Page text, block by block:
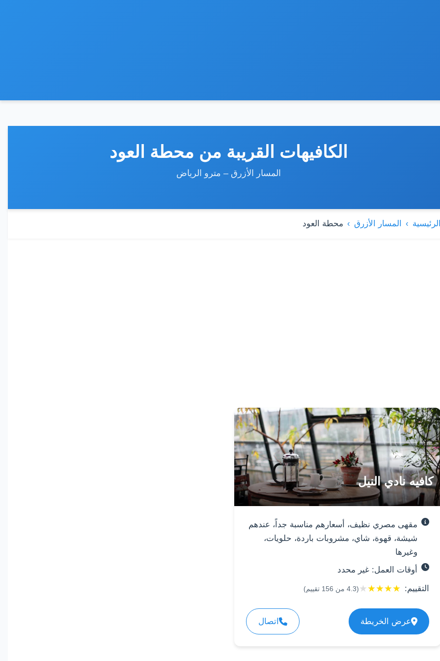
الكافيهات القريبة من محطة العود
المسار الأزرق – مترو الرياض
المسار الأزرق محطة العود
الكافيهات والمقاهي
كافيه نادي النيل
مقهى مصري نظيف، أسعارهم مناسبة جداً، عندهم
شيشة، قهوة، شاي، مشروبات باردة، حلويات،
وغيرها
أوقات العمل: غير محدد
التقييم: ★
★
★
★
★
(
4.3من 156 تقييم)
عرض الخريطة اتصال